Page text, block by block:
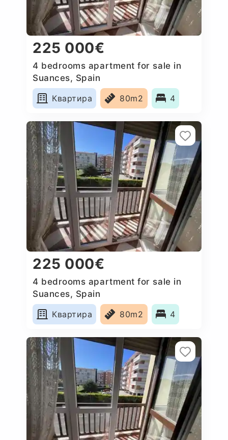
225 000€
4 bedrooms apartment for sale in
Suances, Spain
Квартира
80m2 4
225 000€
4 bedrooms apartment for sale in
Suances, Spain
Квартира
80m2 4